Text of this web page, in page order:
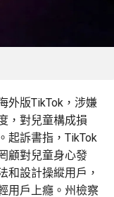
外版TikTok，涉嫌
，對兒童構成損
起訴書指，TikTok
顧對兒童身心發
和設計操縱用戶，
用戶上癮。州檢察